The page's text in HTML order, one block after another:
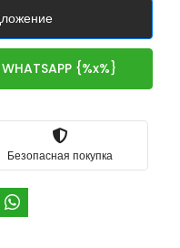
{%x%}
Безопасная покупка